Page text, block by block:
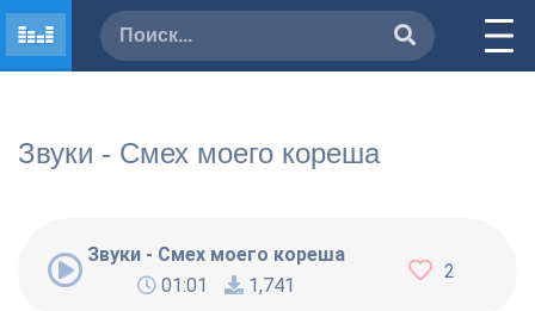
Звуки - Смех моего кореша
Звуки - Смех моего кореша
01:01
1,741
2